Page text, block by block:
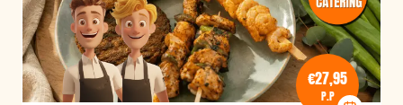
€27,95
P.P